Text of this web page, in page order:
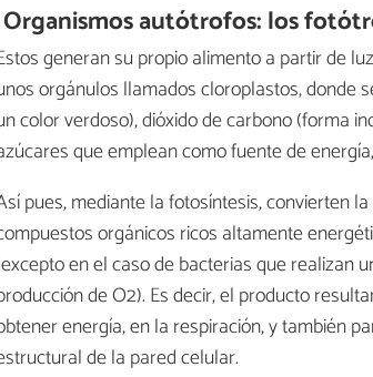
Organismos autótrofos: los
generan su propio alimento a partir de
orgánulos llamados cloroplastos, donde
color verdoso), dióxido de carbono (forma
que emplean como fuente de
pues, mediante la fotosíntesis, convierten
orgánicos ricos altamente
en el caso de bacterias que realizan
de O2). Es decir, el producto
energía, en la respiración, y también
de la pared celular.